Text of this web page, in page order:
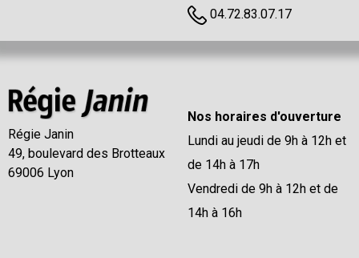
04.72.83.07.17
Régie Janin
49, boulevard des Brotteaux
69006 Lyon
Nos horaires d'ouverture
Lundi au jeudi de 9h à 12h et
de 14h à 17h
Vendredi de 9h à 12h et de
14h à 16h